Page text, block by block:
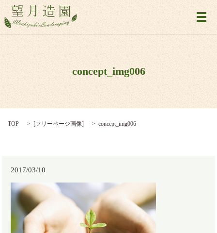
メ
concept_img006
TOP [フリーページ画像] concept_img006
2017/03/10